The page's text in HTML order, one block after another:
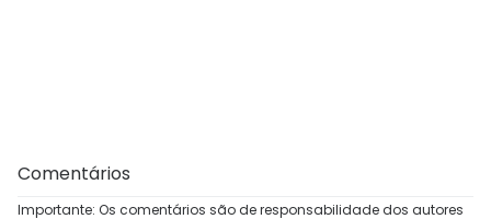
Comentários
Importante: Os comentários são de responsabilidade dos autores